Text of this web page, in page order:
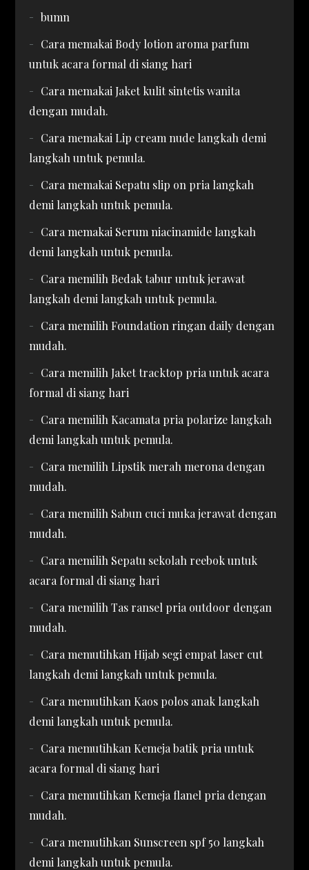
bumn
Cara memakai Body lotion aroma parfum
untuk acara formal di siang hari
Cara memakai Jaket kulit sintetis wanita
dengan mudah.
Cara memakai Lip cream nude langkah demi
langkah untuk pemula.
Cara memakai Sepatu slip on pria langkah
demi langkah untuk pemula.
Cara memakai Serum niacinamide langkah
demi langkah untuk pemula.
Cara memilih Bedak tabur untuk jerawat
langkah demi langkah untuk pemula.
Cara memilih Foundation ringan daily dengan
mudah.
Cara memilih Jaket tracktop pria untuk acara
formal di siang hari
Cara memilih Kacamata pria polarize langkah
demi langkah untuk pemula.
Cara memilih Lipstik merah merona dengan
mudah.
Cara memilih Sabun cuci muka jerawat dengan
mudah.
Cara memilih Sepatu sekolah reebok untuk
acara formal di siang hari
Cara memilih Tas ransel pria outdoor dengan
mudah.
Cara memutihkan Hijab segi empat laser cut
langkah demi langkah untuk pemula.
Cara memutihkan Kaos polos anak langkah
demi langkah untuk pemula.
Cara memutihkan Kemeja batik pria untuk
acara formal di siang hari
Cara memutihkan Kemeja flanel pria dengan
mudah.
Cara memutihkan Sunscreen spf 50 langkah
demi langkah untuk pemula.